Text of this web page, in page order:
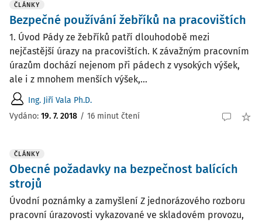
ČLÁNKY
Bezpečné používání žebříků na pracovištích
1. Úvod Pády ze žebříků patří dlouhodobě mezi
nejčastější úrazy na pracovištích. K závažným pracovním
úrazům dochází nejenom při pádech z vysokých výšek,
ale i z mnohem menších výšek,...
Ing. Jiří Vala Ph.D.
Vydáno: 19. 7. 2018 / 16 minut čtení
ČLÁNKY
Obecné požadavky na bezpečnost balících
strojů
Úvodní poznámky a zamyšlení Z jednorázového rozboru
pracovní úrazovosti vykazované ve skladovém provozu,